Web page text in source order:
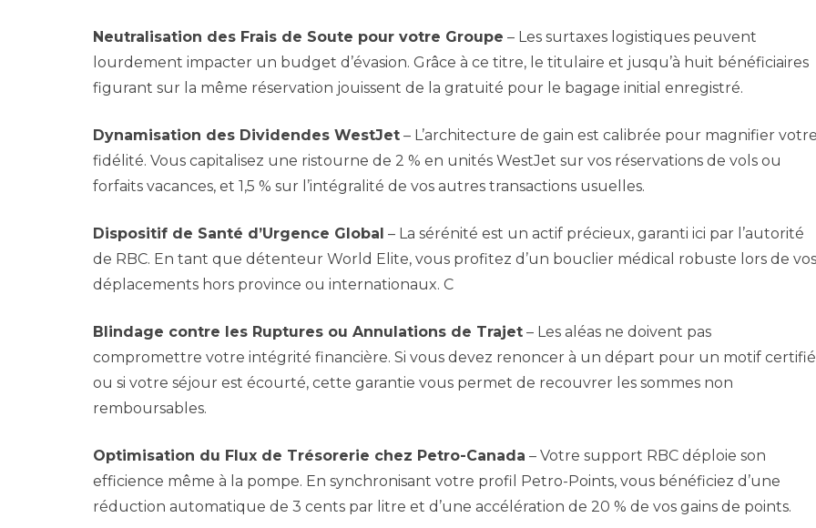
Neutralisation des Frais de Soute pour votre Groupe – Les surtaxes logistiques peuvent
lourdement impacter un budget d’évasion. Grâce à ce titre, le titulaire et jusqu’à huit bénéficiaires
figurant sur la même réservation jouissent de la gratuité pour le bagage initial enregistré.
Dynamisation des Dividendes WestJet – L’architecture de gain est calibrée pour magnifier
fidélité. Vous capitalisez une ristourne de 2 % en unités WestJet sur vos réservations de vols ou
forfaits vacances, et 1,5 % sur l’intégralité de vos autres transactions usuelles.
Dispositif de Santé d’Urgence Global – La sérénité est un actif précieux, garanti ici par l’autorité
de RBC. En tant que détenteur World Elite, vous profitez d’un bouclier médical robuste lors de vos
déplacements hors province ou internationaux. C
Blindage contre les Ruptures ou Annulations de Trajet – Les aléas ne doivent pas
compromettre votre intégrité financière. Si vous devez renoncer à un départ pour un motif certifié
ou si votre séjour est écourté, cette garantie vous permet de recouvrer les sommes non
remboursables.
Optimisation du Flux de Trésorerie chez Petro-Canada – Votre support RBC déploie son
efficience même à la pompe. En synchronisant votre profil Petro-Points, vous bénéficiez d’une
réduction automatique de 3 cents par litre et d’une accélération de 20 % de vos gains de points.